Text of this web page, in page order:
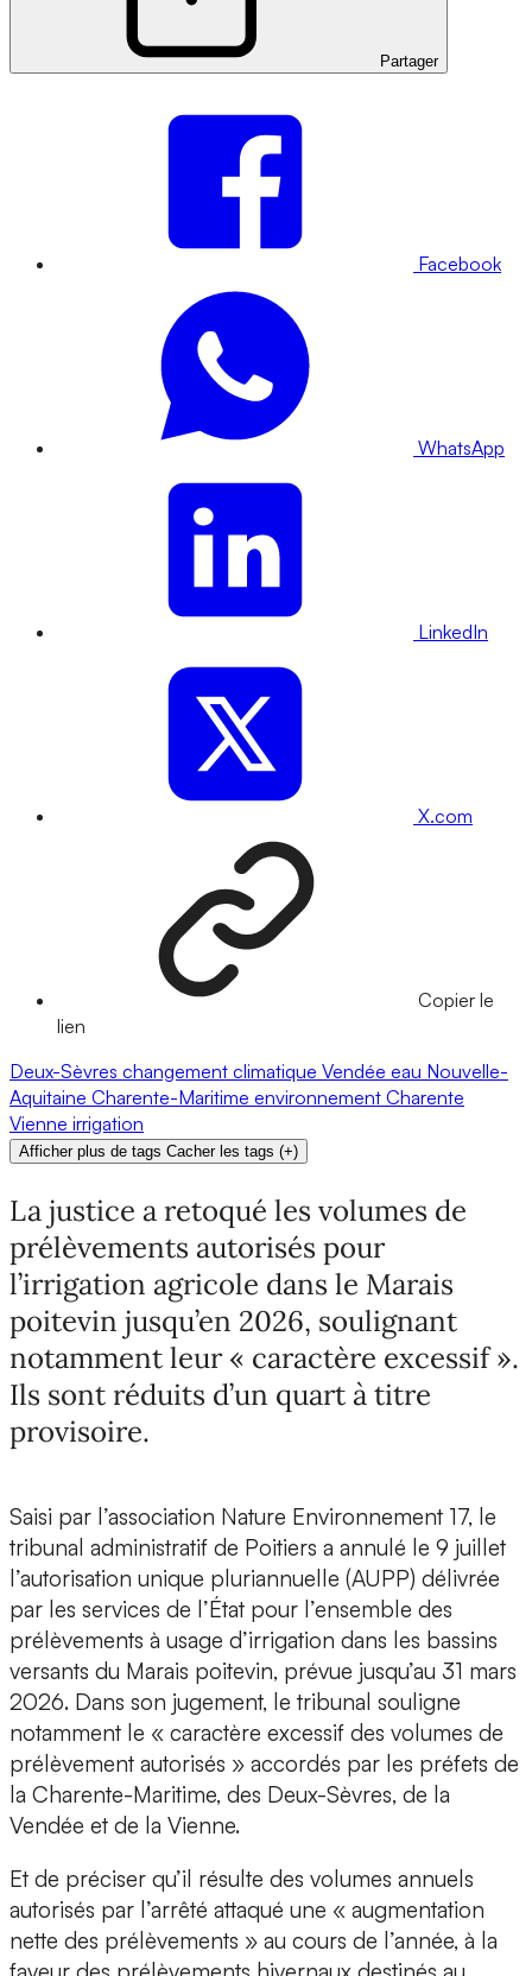
Partager
Facebook
WhatsApp
LinkedIn
X.com
Copier le
lien
Deux-Sèvres changement climatique Vendée eau Nouvelle-
Aquitaine Charente-Maritime environnement Charente
Vienne irrigation
Afficher plus de tags Cacher les tags (+)
La justice a retoqué les volumes de
prélèvements autorisés pour
l’irrigation agricole dans le Marais
poitevin jusqu’en 2026, soulignant
notamment leur « caractère excessif ».
Ils sont réduits d’un quart à titre
provisoire.
Saisi par l’association Nature Environnement 17, le
tribunal administratif de Poitiers a annulé le 9 juillet
l’autorisation unique pluriannuelle (AUPP) délivrée
par les services de l’État pour l’ensemble des
prélèvements à usage d’irrigation dans les bassins
versants du Marais poitevin, prévue jusqu’au 31 mars
2026. Dans son jugement, le tribunal souligne
notamment le « caractère excessif des volumes de
prélèvement autorisés » accordés par les préfets de
la Charente-Maritime, des Deux-Sèvres, de la
Vendée et de la Vienne.
Et de préciser qu’il résulte des volumes annuels
autorisés par l’arrêté attaqué une « augmentation
nette des prélèvements » au cours de l’année, à la